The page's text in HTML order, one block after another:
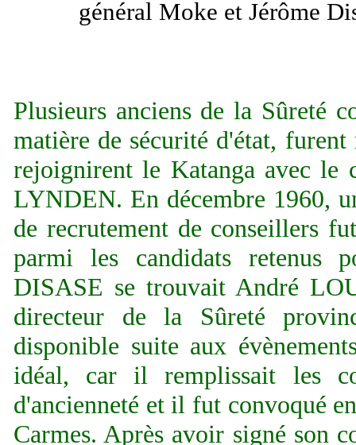
général Moke et Jérôme
Plusieurs anciens de la Sûreté
matière de sécurité d'état,
rejoignirent le Katanga avec le
LYNDEN. En décembre 1960,
de recrutement de conseillers
parmi les candidats retenus
DISASE se trouvait André
directeur de la Sûreté
disponible suite aux
idéal, car il remplissait les
d'ancienneté et il fut convoqué
Carmes. Après avoir signé son